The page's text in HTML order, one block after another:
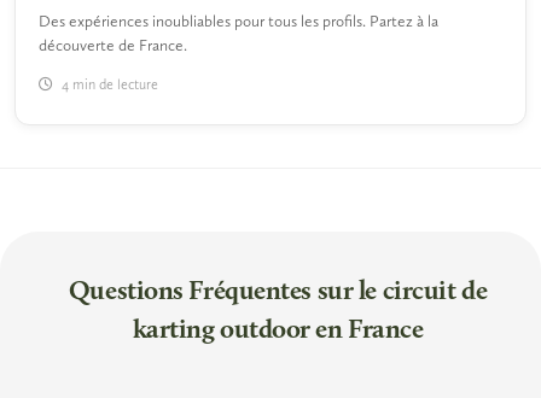
Des expériences inoubliables pour tous les profils. Partez à la
découverte de France.
4 min de lecture
Questions Fréquentes sur le circuit de
karting outdoor en France